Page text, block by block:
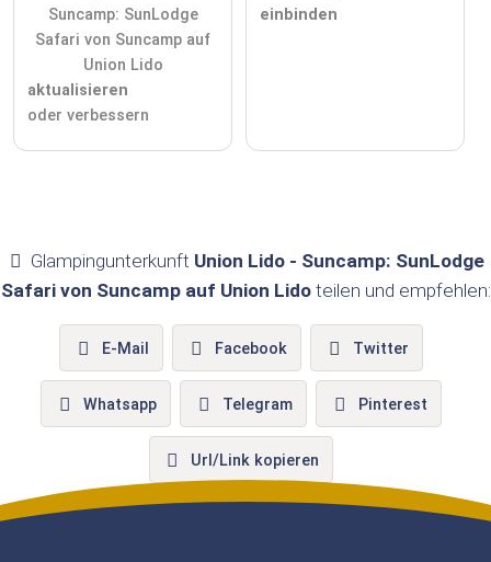
Suncamp: SunLodge
Safari von Suncamp auf
Union Lido
aktualisieren
oder verbessern
einbinden
Glampingunterkunft Union Lido - Suncamp: SunLodge
Safari von Suncamp auf Union Lidoteilen und empfehlen:
E-Mail Facebook Twitter
Whatsapp Telegram Pinterest
Url/Link kopieren